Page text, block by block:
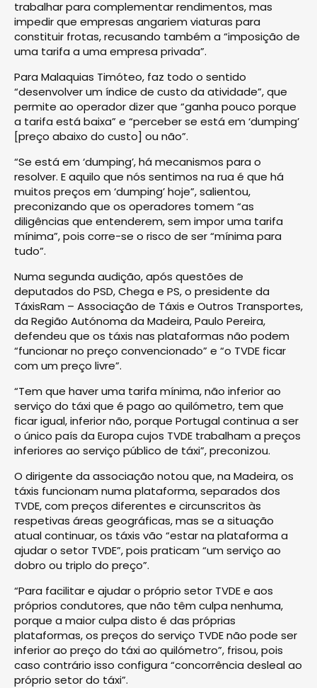
trabalhar para complementar rendimentos, mas
impedir que empresas angariem viaturas para
constituir frotas, recusando também a “imposição de
uma tarifa a uma empresa privada”.
Para Malaquias Timóteo, faz todo o sentido
“desenvolver um índice de custo da atividade”, que
permite ao operador dizer que “ganha pouco porque
a tarifa está baixa” e “perceber se está em ‘dumping’
[preço abaixo do custo] ou não”.
“Se está em ‘dumping’, há mecanismos para o
resolver. E aquilo que nós sentimos na rua é que há
muitos preços em ‘dumping’ hoje”, salientou,
preconizando que os operadores tomem “as
diligências que entenderem, sem impor uma tarifa
mínima”, pois corre-se o risco de ser “mínima para
tudo”.
Numa segunda audição, após questões de
deputados do PSD, Chega e PS, o presidente da
TáxisRam – Associação de Táxis e Outros Transportes,
da Região Autónoma da Madeira, Paulo Pereira,
defendeu que os táxis nas plataformas não podem
“funcionar no preço convencionado” e “o TVDE ficar
com um preço livre”.
“Tem que haver uma tarifa mínima, não inferior ao
serviço do táxi que é pago ao quilómetro, tem que
ficar igual, inferior não, porque Portugal continua a ser
o único país da Europa cujos TVDE trabalham a preços
inferiores ao serviço público de táxi”, preconizou.
O dirigente da associação notou que, na Madeira, os
táxis funcionam numa plataforma, separados dos
TVDE, com preços diferentes e circunscritos às
respetivas áreas geográficas, mas se a situação
atual continuar, os táxis vão “estar na plataforma a
ajudar o setor TVDE”, pois praticam “um serviço ao
dobro ou triplo do preço”.
“Para facilitar e ajudar o próprio setor TVDE e aos
próprios condutores, que não têm culpa nenhuma,
porque a maior culpa disto é das próprias
plataformas, os preços do serviço TVDE não pode ser
inferior ao preço do táxi ao quilómetro”, frisou, pois
caso contrário isso configura “concorrência desleal ao
próprio setor do táxi”.